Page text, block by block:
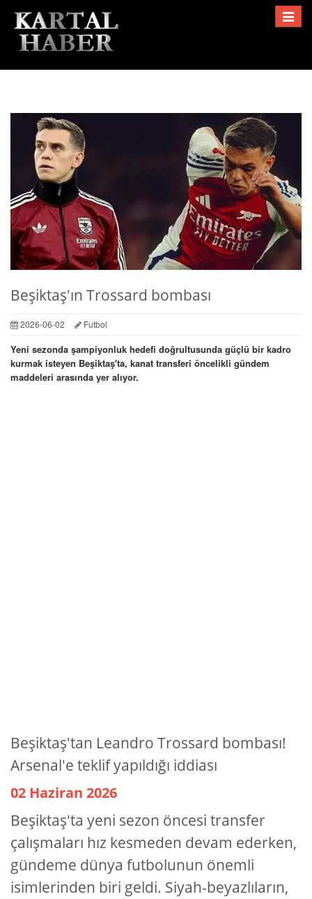
Toggle
Beşiktaş'ın Trossard bombası
2026-06-02 Futbol
Yeni sezonda şampiyonluk hedefi doğrultusunda güçlü bir kadro
kurmak isteyen Beşiktaş'ta, kanat transferi öncelikli gündem
maddeleri arasında yer alıyor.
Beşiktaş'tan Leandro Trossard bombası!
Arsenal'e teklif yapıldığı iddiası
02 Haziran 2026
Beşiktaş'ta yeni sezon öncesi transfer
çalışmaları hız kesmeden devam ederken,
gündeme dünya futbolunun önemli
isimlerinden biri geldi. Siyah-beyazlıların,